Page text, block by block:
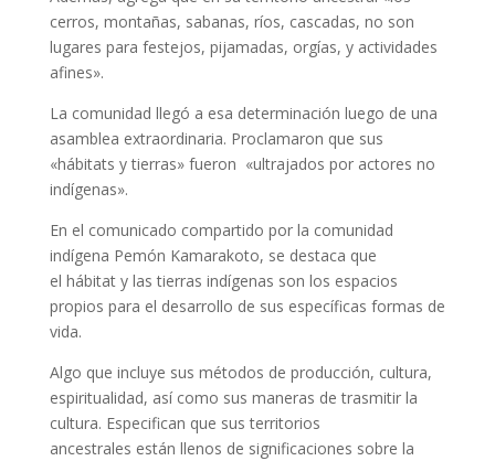
cerros, montañas, sabanas, ríos, cascadas, no son
lugares para festejos, pijamadas, orgías, y actividades
afines».
La comunidad llegó a esa determinación luego de una
asamblea extraordinaria. Proclamaron que sus
«hábitats y tierras» fueron «ultrajados por actores no
indígenas».
En el comunicado compartido por la comunidad
indígena Pemón Kamarakoto, se destaca que
el hábitat y las tierras indígenas son los espacios
propios para el desarrollo de sus específicas formas de
vida.
Algo que incluye sus métodos de producción, cultura,
espiritualidad, así como sus maneras de trasmitir la
cultura. Especifican que sus territorios
ancestrales están llenos de significaciones sobre la